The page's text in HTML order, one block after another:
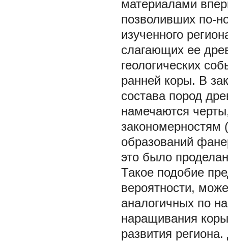
материалами
позволивших по-
изученного
слагающих ее
геологических
ранней коры. В
состава пород
намечаются
закономерностям
образований
это было
Такое подобие
вероятности,
аналогичных по
наращивания
развития